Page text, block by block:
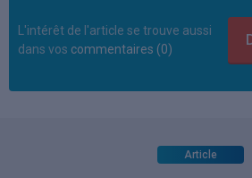
L'intérêt de l'article se trouve aussi
dans vos commentaires (0)
Article